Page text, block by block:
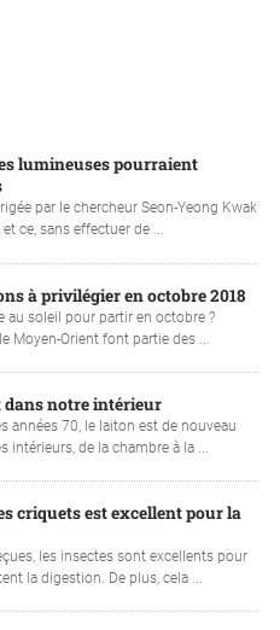
lumineuses pourraient
par le chercheur Seon-Yeong Kwak
ce, sans effectuer de ...
à privilégier en octobre 2018
au soleil pour partir en octobre ?
le Moyen-Orient font partie des ...
dans notre intérieur
années 70, le laiton est de nouveau
de la chambre à la ...
criquets est excellent pour la
les insectes sont excellents pour
la digestion. De plus, cela ...